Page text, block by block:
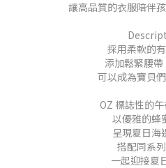
讓高品質的衣服陪伴
採用柔軟的
添加鬆緊腰
可以成為寶貝
OZ 標誌性的
以優雅的蜂
呈現夏日海
搭配同系
一起迎接夏